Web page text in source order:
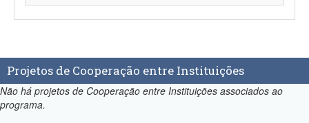
Projetos de Cooperação entre Instituições
Não há projetos de Cooperação entre Instituições associados ao
programa.